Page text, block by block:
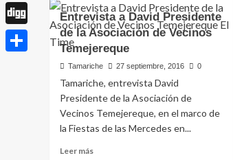
Entrevista a David Presidente
de la Asociación de Vecinos
Temejereque
Tamariche 27 septiembre, 2016 0
Tamariche, entrevista David
Presidente de la Asociación de
Vecinos Temejereque, en el marco de
la Fiestas de las Mercedes en...
Leer más
WhatsApp
Digg